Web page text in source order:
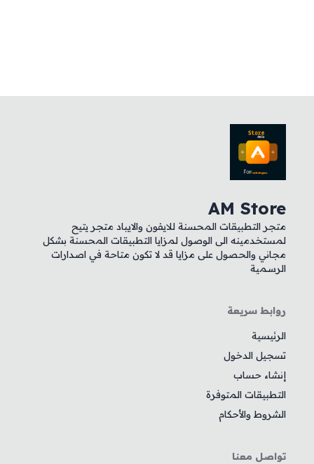
AM Store
متجر التطبيقات المحسنة للايفون والايباد متجر يتيح
لمستخدمينه الى الوصول لمزايا التطبيقات المحسنة بشكل
مجاني والحصول على مزايا قد لا تكون متاحة في اصدارات
الرسمية
روابط سريعة
الرئيسية
تسجيل الدخول
إنشاء حساب
التطبيقات المتوفرة
الشروط والأحكام
تواصل معنا